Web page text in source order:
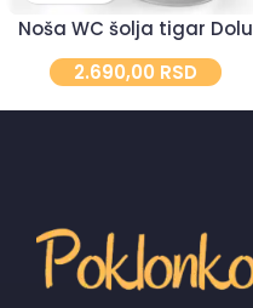
Noša WC šolja tigar Dolu
2.690,00 RSD